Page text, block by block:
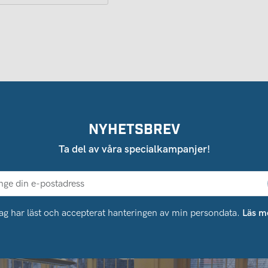
NYHETSBREV
Ta del av våra specialkampanjer!
har läst och accepterat hanteringen av min persondata. Läs